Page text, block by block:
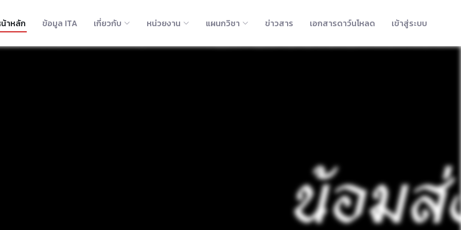
าหลัก ข้อมูล ITA เกี่ยวกับ หน่วยงาน แผนกวิชา ข่าวสาร เอกสารดาว์นโหลด เข้าสู่ระบบ